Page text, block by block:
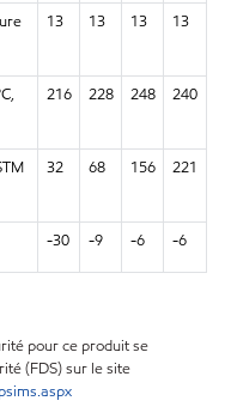
13 13 13 13
216 228 248 240
32 68 156 221
-30 -9 -6 -6
pour ce produit se
(FDS) sur le site